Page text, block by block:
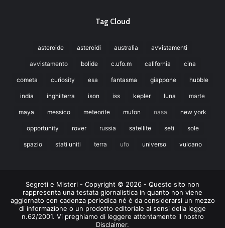
Tag Cloud
asteroide asteroidi australia avvistamenti
avvistamento bolide c.ufo.m california cina
cometa curiosity esa fantasma giappone hubble
india inghilterra ison iss kepler luna marte
maya messico meteorite mufon nasa new york
opportunity rover russia satellite seti sole
spazio stati uniti terra ufo universo vulcano
Segreti e Misteri - Copyright © 2026 - Questo sito non
rappresenta una testata giornalistica in quanto non viene
aggiornato con cadenza periodica né è da considerarsi un mezzo
di informazione o un prodotto editoriale ai sensi della legge
n.62/2001. Vi preghiamo di leggere attentamente il nostro
Disclaimer.